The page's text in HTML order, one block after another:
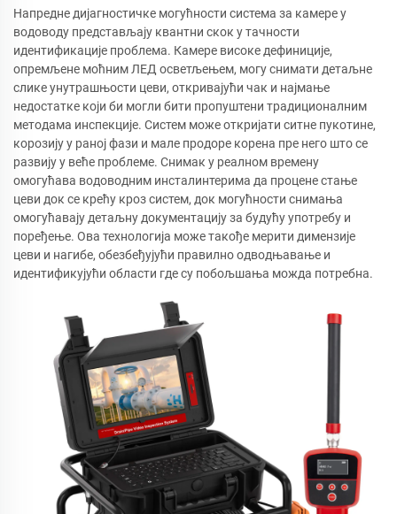
Напредне дијагностичке могућности система за камере у
водоводу представљају квантни скок у тачности
идентификације проблема. Камере високе дефиниције,
опремљене моћним ЛЕД осветљењем, могу снимати детаљне
слике унутрашњости цеви, откривајући чак и најмање
недостатке који би могли бити пропуштени традиционалним
методама инспекције. Систем може откријати ситне пукотине,
корозију у раној фази и мале продоре корена пре него што се
развију у веће проблеме. Снимак у реалном времену
омогућава водоводним инсталинтерима да процене стање
цеви док се крећу кроз систем, док могућности снимања
омогућавају детаљну документацију за будућу употребу и
поређење. Ова технологија може такође мерити димензије
цеви и нагибе, обезбеђујући правилно одводњавање и
идентификујући области где су побољшања можда потребна.